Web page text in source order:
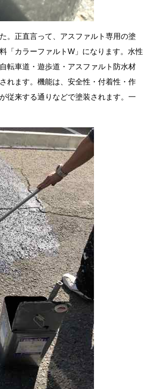
。正直言って、アスファルト専用の塗
「カラーファルトW」になります。水性
転車道・遊歩道・アスファルト防水材
れます。機能は、安全性・付着性・作
従来する通りなどで塗装されます。一